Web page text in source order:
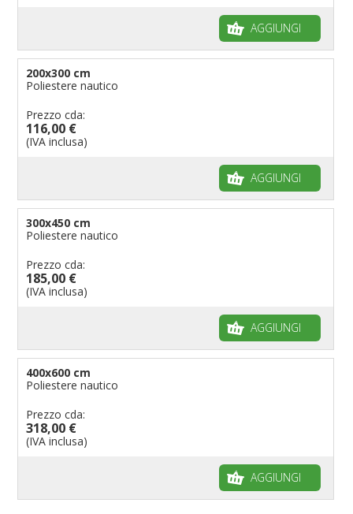
AGGIUNGI
200x300 cm
Poliestere nautico
Prezzo cda:
116,00 €
(IVA inclusa)
AGGIUNGI
300x450 cm
Poliestere nautico
Prezzo cda:
185,00 €
(IVA inclusa)
AGGIUNGI
400x600 cm
Poliestere nautico
Prezzo cda:
318,00 €
(IVA inclusa)
AGGIUNGI